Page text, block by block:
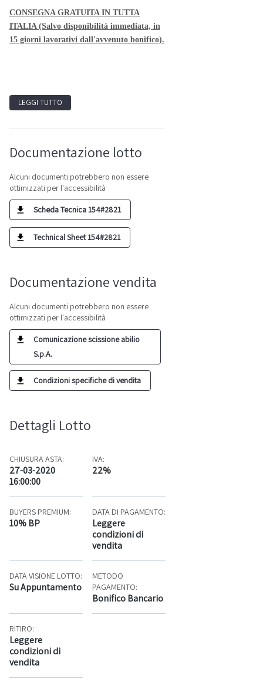
CONSEGNA GRATUITA IN TUTTA
ITALIA (Salvo disponibilità immediata, in
15 giorni lavorativi dall'avvenuto bonifico).
LEGGI TUTTO
Documentazione lotto
Alcuni documenti potrebbero non essere
ottimizzati per l'accessibilità
Scheda Tecnica 154#2821
Technical Sheet 154#2821
Documentazione vendita
Alcuni documenti potrebbero non essere
ottimizzati per l'accessibilità
Comunicazione scissione abilio
S.p.A.
Condizioni specifiche di vendita
Dettagli Lotto
CHIUSURA ASTA:
27-03-2020
16:00:00
IVA:
22%
BUYERS PREMIUM:
10% BP
DATA DI PAGAMENTO:
Leggere
condizioni di
vendita
DATA VISIONE LOTTO:
Su Appuntamento
METODO
PAGAMENTO:
Bonifico Bancario
RITIRO:
Leggere
condizioni di
vendita